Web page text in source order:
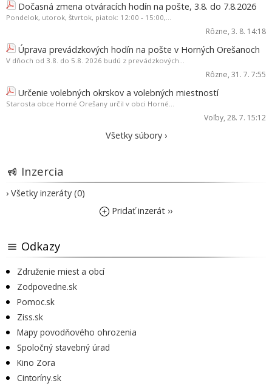
Dočasná zmena otváracích hodín na pošte, 3.8. do 7.8.2026
Pondelok, utorok, štvrtok, piatok: 12:00 - 15:00,...
Rôzne, 3. 8. 14:18
Úprava prevádzkových hodín na pošte v Horných Orešanoch
V dňoch od 3.8. do 5.8. 2026 budú z prevádzkových...
Rôzne, 31. 7. 7:55
Určenie volebných okrskov a volebných miestností
Starosta obce Horné Orešany určil v obci Horné...
Voľby, 28. 7. 15:12
Všetky súbory ›
Inzercia
› Všetky inzeráty (0)
Pridať inzerát ››
Odkazy
Združenie miest a obcí
Zodpovedne.sk
Pomoc.sk
Ziss.sk
Mapy povodňového ohrozenia
Spoločný stavebný úrad
Kino Zora
Cintoríny.sk